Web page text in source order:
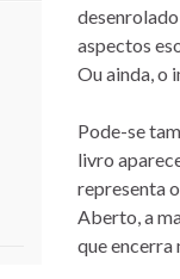
aspectos
Ou ainda, o
Pode-se
livro
representa
Aberto, a
que encerra